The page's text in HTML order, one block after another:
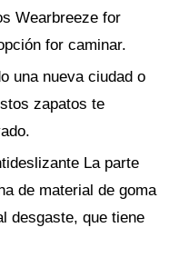
Wearbreeze for
for caminar.
una nueva ciudad o
zapatos te
La parte
de material de goma
desgaste, que tiene